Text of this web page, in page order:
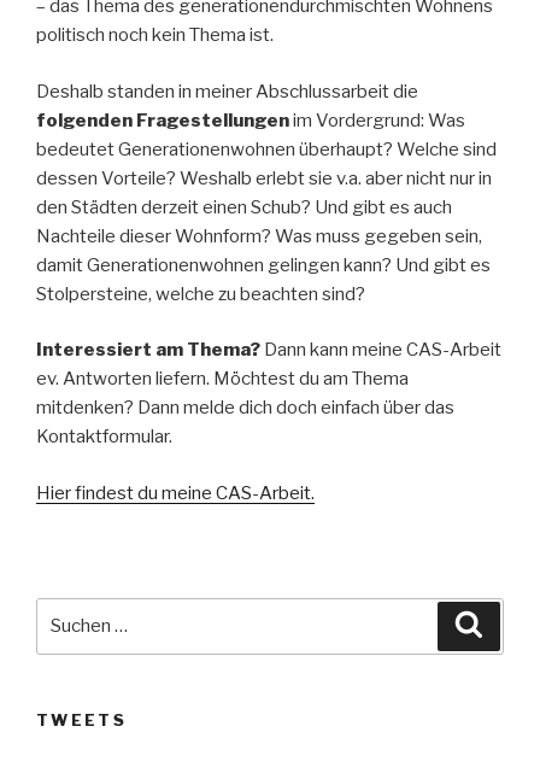
– das Thema des generationendurchmischten Wohnens
politisch noch kein Thema ist.
Deshalb standen in meiner Abschlussarbeit die
folgenden Fragestellungenim Vordergrund: Was
bedeutet Generationenwohnen überhaupt? Welche sind
dessen Vorteile? Weshalb erlebt sie v.a. aber nicht nur in
den Städten derzeit einen Schub? Und gibt es auch
Nachteile dieser Wohnform? Was muss gegeben sein,
damit Generationenwohnen gelingen kann? Und gibt es
Stolpersteine, welche zu beachten sind?
Interessiert am Thema? Dann kann meine CAS-Arbeit
ev. Antworten liefern. Möchtest du am Thema
mitdenken? Dann melde dich doch einfach über das
Kontaktformular.
Hier findest du meine CAS-Arbeit.
TWEETS